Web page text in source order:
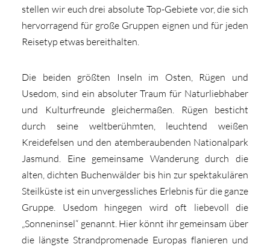
stellen wir euch drei absolute Top-Gebiete vor, die sich
hervorragend für große Gruppen eignen und für jeden
Reisetyp etwas bereithalten.
Die beiden größten Inseln im Osten, Rügen und
Usedom, sind ein absoluter Traum für Naturliebhaber
und Kulturfreunde gleichermaßen. Rügen besticht
durch seine weltberühmten, leuchtend weißen
Kreidefelsen und den atemberaubenden Nationalpark
Jasmund. Eine gemeinsame Wanderung durch die
alten, dichten Buchenwälder bis hin zur spektakulären
Steilküste ist ein unvergessliches Erlebnis für die ganze
Gruppe. Usedom hingegen wird oft liebevoll die
„Sonneninsel“ genannt. Hier könnt ihr gemeinsam über
die längste Strandpromenade Europas flanieren und